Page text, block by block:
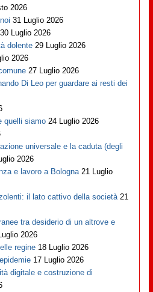
2026
31 Luglio 2026
30 Luglio 2026
dolente 29 Luglio 2026
2026
27 Luglio 2026
Di Leo per guardare ai resti dei
quelli siamo 24 Luglio 2026
universale e la caduta (degli
2026
e lavoro a Bologna 21 Luglio
il lato cattivo della società 21
tra desiderio di un altrove e
2026
regine 18 Luglio 2026
17 Luglio 2026
digitale e costruzione di